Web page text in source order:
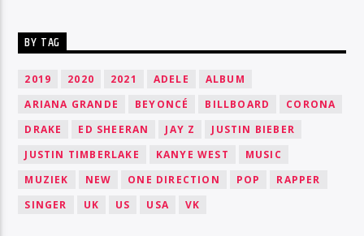
BY TAG
2019 2020 2021 ADELE
ALBUM
ARIANA GRANDE
BEYONCÉ BILLBOARD
CORONA
DRAKE
ED SHEERAN JAY Z
JUSTIN BIEBER
JUSTIN TIMBERLAKE
KANYE WEST
MUSIC
MUZIEK
NEW ONE DIRECTION POP
RAPPER
SINGER
UK US USA VK